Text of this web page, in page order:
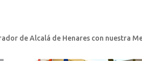
de Alcalá de Henares con nuestra